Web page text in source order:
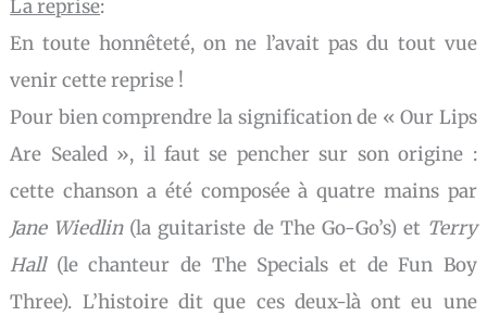
La reprise:
En toute honnêteté, on ne l’avait pas du tout vue
venir cette reprise !
Pour bien comprendre la signification de « Our Lips
Are Sealed », il faut se pencher sur son origine :
cette chanson a été composée à quatre mains par
Jane Wiedlin(la guitariste de The Go-Go’s) et Terry
Hall(le chanteur de The Specials et de Fun Boy
Three). L’histoire dit que ces deux-là ont eu une